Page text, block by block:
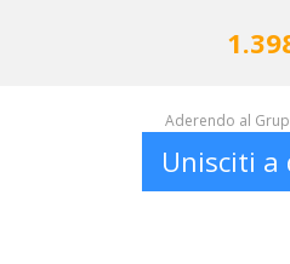
Aderendo al
Unisciti a